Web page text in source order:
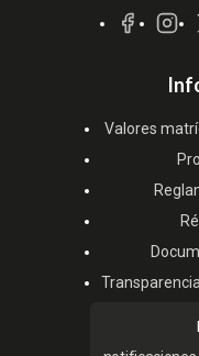
Sociales
Valores